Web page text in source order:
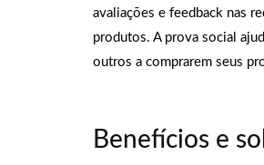
avaliações e feedback nas
produtos. A prova social
outros a comprarem seus
Benefícios e